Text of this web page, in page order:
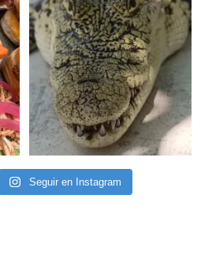
Seguir en Instagram